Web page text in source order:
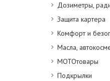
Дозиметры,
Защита картера
Комфорт и
Масла,
МОТОтовары
Подкрылки